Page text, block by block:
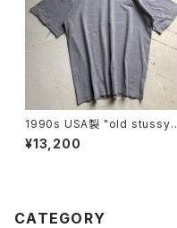
1990s USA製 "old stussy"
S/S T-shirt
¥13,200
CATEGORY